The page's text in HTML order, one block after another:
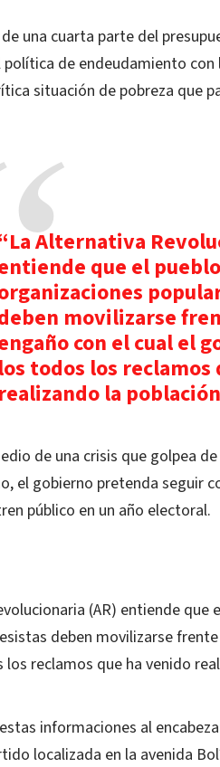
una cuarta parte del
de endeudamiento
situación de pobreza que
Alternativa
que el
movilizarse
con el cual el
los todos los reclamos
realizando la
de una crisis que golpea
el gobierno pretenda seguir
público en un año electoral.
(AR) entiende
deben movilizarse
reclamos que ha venido
informaciones al
localizada en la avenida